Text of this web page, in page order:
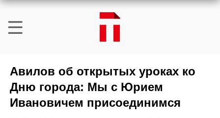
Авилов об открытых уроках ко
Дню города: Мы с Юрием
Ивановичем присоединимся